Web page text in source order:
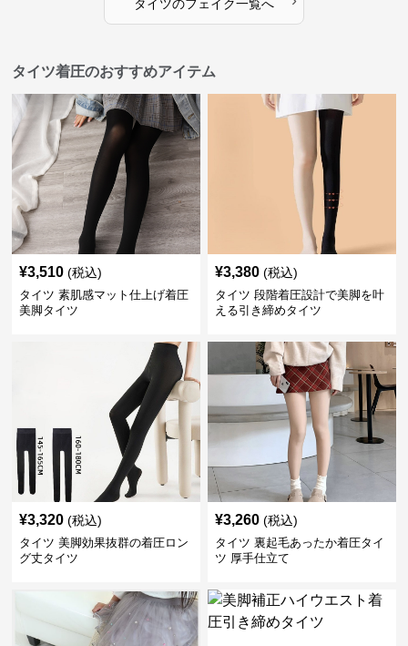
タイツのフェイク一覧へ
タイツ着圧のおすすめアイテム
¥3,510 (税込)
タイツ 素肌感マット仕上げ着圧
美脚タイツ
¥3,380 (税込)
タイツ 段階着圧設計で美脚を叶
える引き締めタイツ
¥3,320 (税込)
タイツ 美脚効果抜群の着圧ロン
グ丈タイツ
¥3,260 (税込)
タイツ 裏起毛あったか着圧タイ
ツ 厚手仕立て